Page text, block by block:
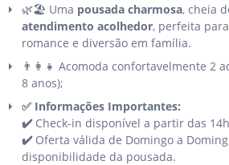
🌿🏖️ Uma pousada charmosa, cheia
atendimento acolhedor, perfeita
romance e diversão em família.
👨‍👩‍👧 Acomoda confortavelmente 2
8 anos);
✅ Informações Importantes:
✔️ Check-in disponível a partir das
✔️ Oferta válida de Domingo a
disponibilidade da pousada.